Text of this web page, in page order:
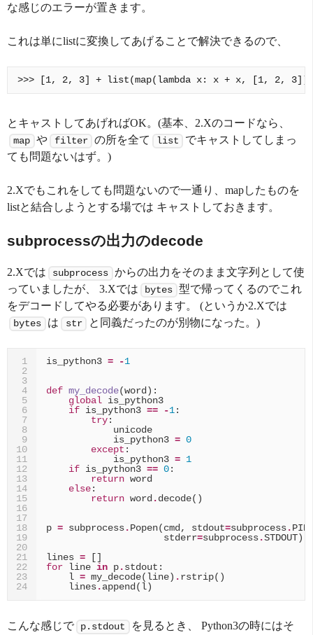
な感じのエラーが置きます。
これは単にlistに変換してあげることで解決できるので、
とキャストしてあげればOK。(基本、2.Xのコードなら、
map や filter の所を全て list
でキャストしてしまっ
ても問題ないはず。)
2.Xでもこれをしても問題ないので一通り、mapしたものを
listと結合しようとする場では キャストしておきます。
subprocessの出力のdecode
2.Xでは subprocess からの出力をそのまま文字列として使
っていましたが、 3.Xでは
bytes 型で帰ってくるのでこれ
をデコードしてやる必要があります。 (というか2.Xでは
bytes は str と同義だったのが別物になった。)
1
2
3
4
5
6
7
8
9
10
11
12
13
14
15
16
17
18
19
20
21
22
23
24
is_python3 = -1
def my_decode(word ):
global is_python3
if is_python3 == -1:
try:
unicode
is_python3 = 0
except :
is_python3 = 1
if is_python3 == 0:
return word
else:
return word .decode()
p = subprocess.Popen(cmd , stdout=subprocess.
stderr=subprocess.STDOUT)
lines =
[]
for line in p.stdout :
l = my_decode(line) .rstrip()
lines.append (l)
こんな感じで p.stdout
を見るとき、 Python3の時にはそ